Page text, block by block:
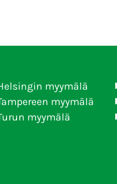
myymälä
myymälä
myymälä